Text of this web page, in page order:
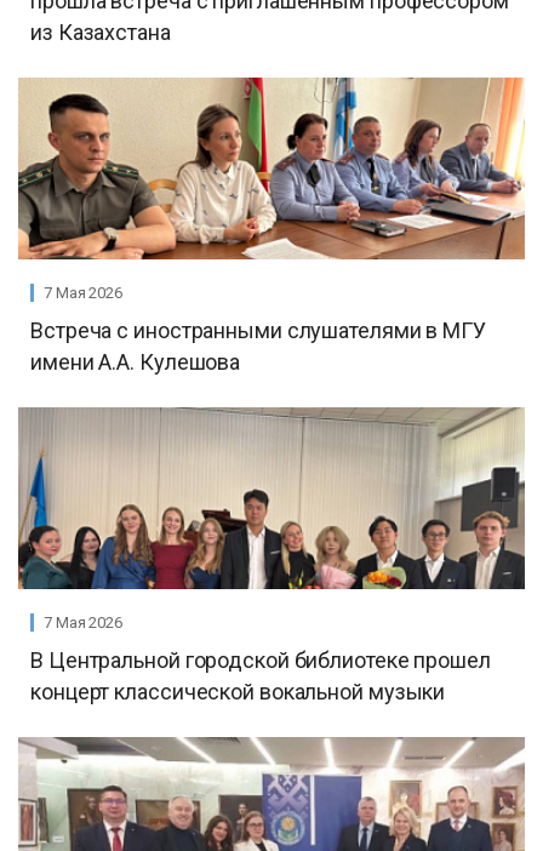
из Казахстана
7 Мая 2026
Встреча с иностранными слушателями в МГУ
имени А.А. Кулешова
7 Мая 2026
В Центральной городской библиотеке прошел
концерт классической вокальной музыки